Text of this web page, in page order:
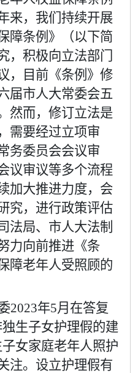
来，我们持续开展
障条例》（以下简
，积极向立法部门
，目前《条例》修
届市人大常委会五
然而，修订立法是
需要经过立项审
务委员会会议审
议审议等多个流程
加大推进力度，会
究，进行政策评估
法局、市人大法制
力向前推进《条
障老年人受照顾的
2023年5月在答复
生子女护理假的建
女家庭老年人照护
注。设立护理假有